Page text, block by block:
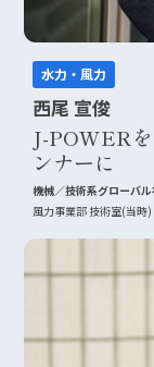
水力・風力
西尾 宣俊
J-POWER
ンナーに
機械／技術系グローバル
風力事業部 技術室(当時)